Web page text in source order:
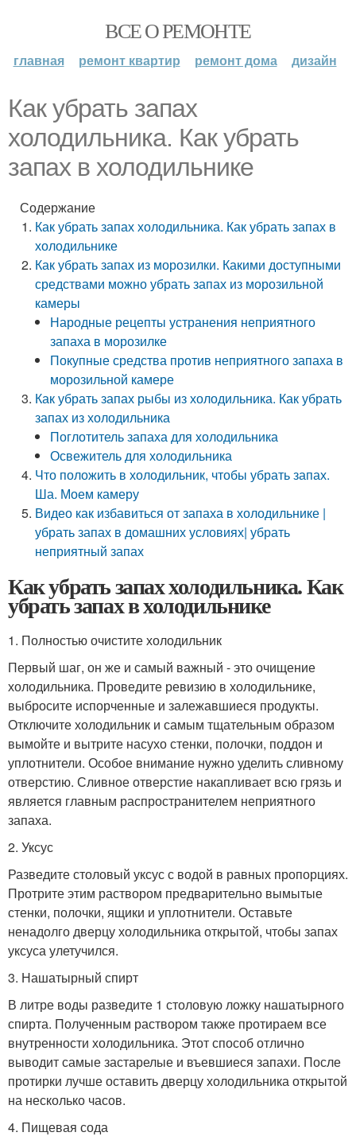
ВСЕ О РЕМОНТЕ
главная ремонт квартир ремонт дома дизайн
Как убрать запах
холодильника. Как убрать
запах в холодильнике
Содержание
Как убрать запах холодильника. Как убрать запах в
холодильнике
Как убрать запах из морозилки. Какими доступными
средствами можно убрать запах из морозильной
камеры
Народные рецепты устранения неприятного
запаха в морозилке
Покупные средства против неприятного запаха в
морозильной камере
Как убрать запах рыбы из холодильника. Как убрать
запах из холодильника
Поглотитель запаха для холодильника
Освежитель для холодильника
Что положить в холодильник, чтобы убрать запах.
Ша. Моем камеру
Видео как избавиться от запаха в холодильнике |
убрать запах в домашних условиях| убрать
неприятный запах
Как убрать запах холодильника. Как
убрать запах в холодильнике
1. Полностью очистите холодильник
Первый шаг, он же и самый важный - это очищение
холодильника. Проведите ревизию в холодильнике,
выбросите испорченные и залежавшиеся продукты.
Отключите холодильник и самым тщательным образом
вымойте и вытрите насухо стенки, полочки, поддон и
уплотнители. Особое внимание нужно уделить сливному
отверстию. Сливное отверстие накапливает всю грязь и
является главным распространителем неприятного
запаха.
2. Уксус
Разведите столовый уксус с водой в равных пропорциях.
Протрите этим раствором предварительно вымытые
стенки, полочки, ящики и уплотнители. Оставьте
ненадолго дверцу холодильника открытой, чтобы запах
уксуса улетучился.
3. Нашатырный спирт
В литре воды разведите 1 столовую ложку нашатырного
спирта. Полученным раствором также протираем все
внутренности холодильника. Этот способ отлично
выводит самые застарелые и въевшиеся запахи. После
протирки лучше оставить дверцу холодильника открытой
на несколько часов.
4. Пищевая сода